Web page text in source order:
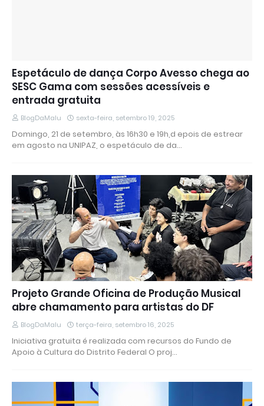
Espetáculo de dança Corpo Avesso chega ao
SESC Gama com sessões acessíveis e
entrada gratuita
BlogDaMalu sexta-feira, setembro 19, 2025
Domingo, 21 de setembro, às 16h30 e 19h,d epois de estrear
em agosto na UNIPAZ, o espetáculo de da…
Projeto Grande Oficina de Produção Musical
abre chamamento para artistas do DF
BlogDaMalu terça-feira, setembro 16, 2025
Iniciativa gratuita é realizada com recursos do Fundo de
Apoio à Cultura do Distrito Federal O proj…